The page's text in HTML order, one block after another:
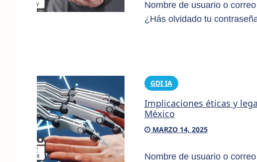
Nombre de usuario o
¿Hás olvidado tu
GDI IA
Implicaciones éticas y
México
MARZO 14, 2025
Nombre de usuario o